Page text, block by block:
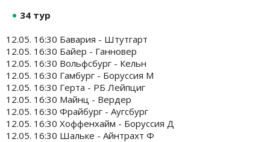
34 тур
12.05. 16:30 Бавария - Штутгарт
12.05. 16:30 Байер - Ганновер
12.05. 16:30 Вольфсбург - Кельн
12.05. 16:30 Гамбург - Боруссия М
12.05. 16:30 Герта - РБ Лейпциг
12.05. 16:30 Майнц - Вердер
12.05. 16:30 Фрайбург - Аугсбург
12.05. 16:30 Хоффенхайм - Боруссия Д
12.05. 16:30 Шальке - Айнтрахт Ф